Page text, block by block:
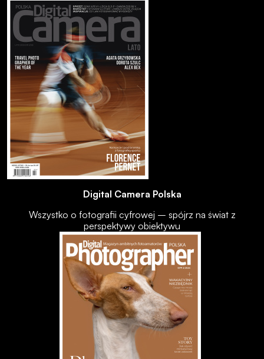
Digital Camera Polska
Wszystko o fotografii cyfrowej – spójrz na świat z
perspektywy obiektywu